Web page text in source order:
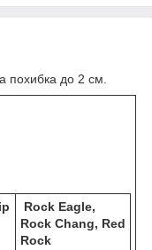
похибка до 2 см.
Rock Eagle,
Rock Chang, Red
Rock